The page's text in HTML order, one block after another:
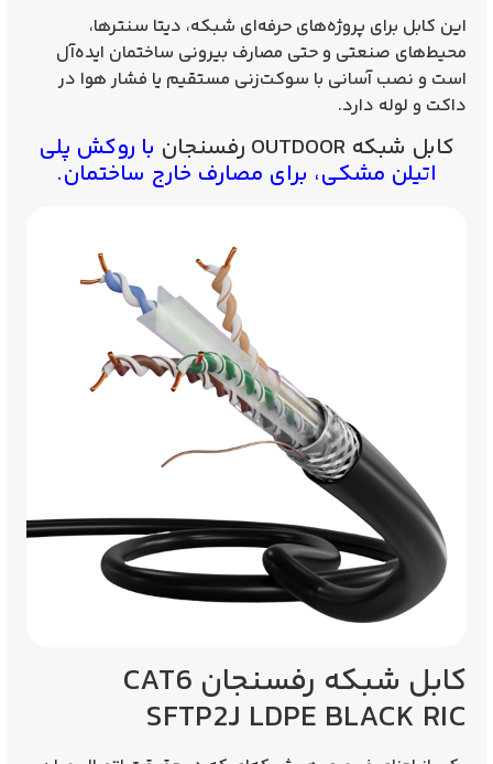
این کابل برای پروژه‌های حرفه‌ای شبکه، دیتا سنترها،
محیط‌های صنعتی و حتی مصارف بیرونی ساختمان ایده‌آل
است و نصب آسانی با سوکت‌زنی مستقیم یا فشار هوا در
داکت و لوله دارد.
کابل شبکه OUTDOOR رفسنجان با روکش پلی
اتیلن مشکی، برای مصارف خارج ساختمان.
کابل شبکه رفسنجان CAT6
SFTP2J LDPE BLACK RIC